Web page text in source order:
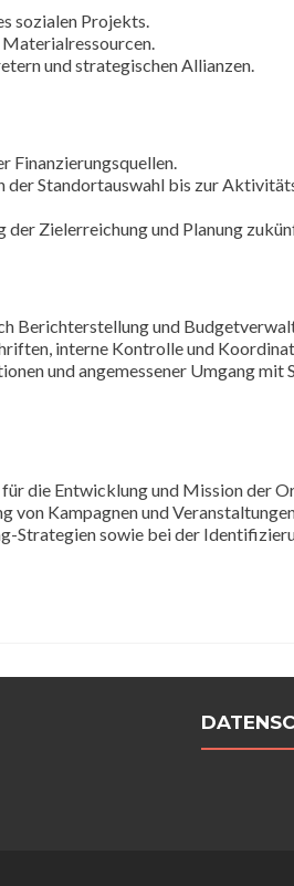
sozialen Projekts.
und strategischen Allianzen.
Finanzierungsquellen.
Standortauswahl bis zur
Zielerreichung und Planung
Berichterstellung und
interne Kontrolle und
und angemessener Umgang mit
die Entwicklung und Mission der
von Kampagnen und
Strategien sowie bei der